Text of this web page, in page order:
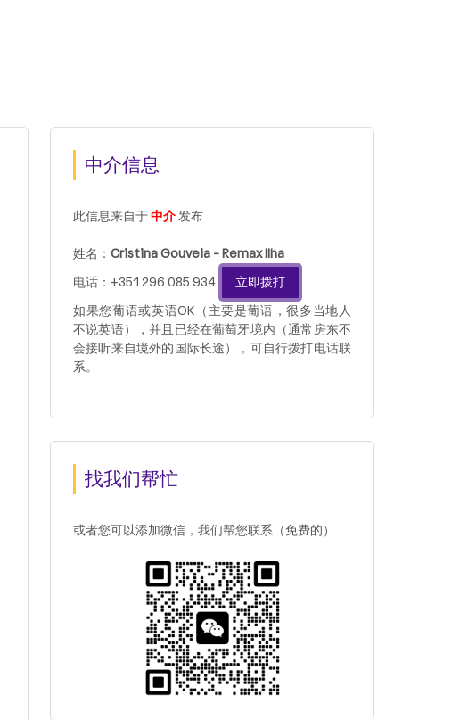
中介信息
此信息来自于中介发布
姓名： Cristina Gouveia - Remax Ilha
电话：+351 296 085 934
立即拨打
如果您葡语或英语OK（主要是葡语，很多当地人
不说英语），并且已经在葡萄牙境内（通常房东不
会接听来自境外的国际长途），可自行拨打电话联
系。
找我们帮忙
或者您可以添加微信，我们帮您联系（免费的）